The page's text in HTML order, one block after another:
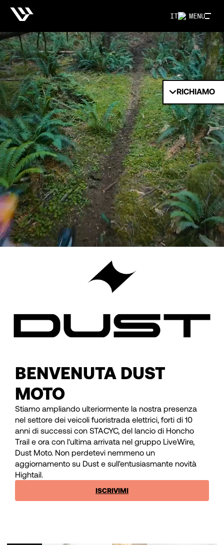
MENU
IT
RICHIAMO
BENVENUTA DUST
MOTO
Stiamo ampliando ulteriormente la nostra presenza
nel settore dei veicoli fuoristrada elettrici, forti di 10
anni di successi con STACYC, del lancio di Honcho
Trail e ora con l'ultima arrivata nel gruppo LiveWire,
Dust Moto. Non perdetevi nemmeno un
aggiornamento su Dust e sull'entusiasmante novità
Hightail.
ISCRIVIMI